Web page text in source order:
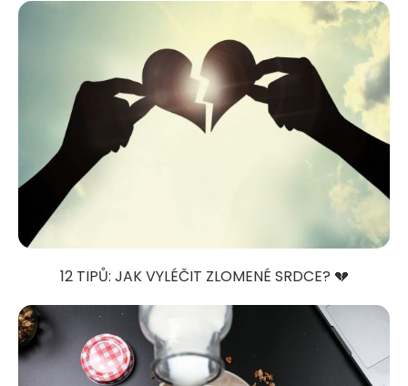
12 TIPŮ: JAK VYLÉČIT ZLOMENÉ SRDCE? 💔